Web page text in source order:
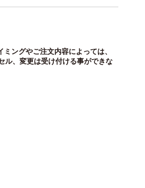
ングやご注文内容によっては、
ル、変更は受け付ける事ができな